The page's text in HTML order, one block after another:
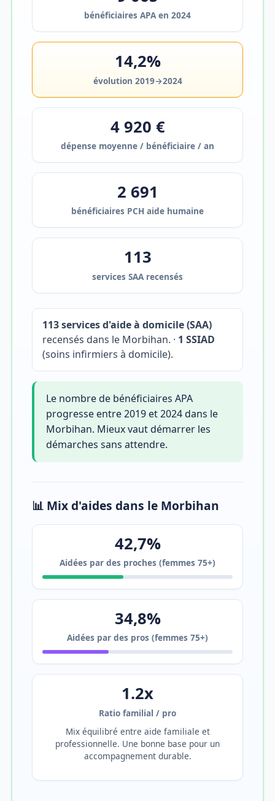
bénéficiaires APA en 2024
14,2%
évolution 2019→2024
4 920 €
dépense moyenne / bénéficiaire / an
2 691
bénéficiaires PCH aide humaine
113
services SAA recensés
113 services d'aide à domicile (SAA)
recensés dans le Morbihan. · 1 SSIAD
(soins infirmiers à domicile).
Le nombre de bénéficiaires APA
progresse entre 2019 et 2024 dans le
Morbihan. Mieux vaut démarrer les
démarches sans attendre.
📊 Mix d'aides dans le Morbihan
42,7%
Aidées par des proches (femmes 75+)
34,8%
Aidées par des pros (femmes 75+)
1.2x
Ratio familial / pro
Mix équilibré entre aide familiale et
professionnelle. Une bonne base pour un
accompagnement durable.